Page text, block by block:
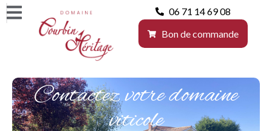
06 71 14 69 08
Bon de commande
Contactez votre domaine
viticole